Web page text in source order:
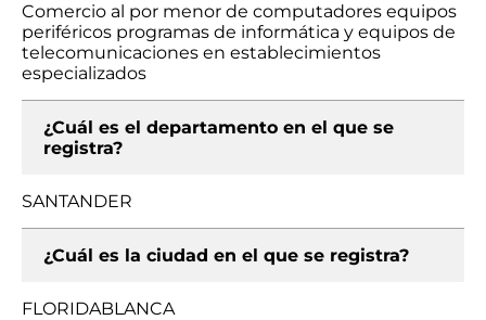
Comercio al por menor de computadores equipos
periféricos programas de informática y equipos de
telecomunicaciones en establecimientos
especializados
¿Cuál es el departamento en el que se
registra?
SANTANDER
¿Cuál es la ciudad en el que se registra?
FLORIDABLANCA